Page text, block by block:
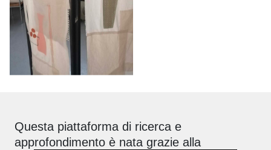
Questa piattaforma di ricerca e
approfondimento è nata grazie alla